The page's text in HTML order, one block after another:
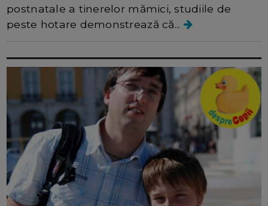
postnatale a tinerelor mămici, studiile de
peste hotare demonstrează că...